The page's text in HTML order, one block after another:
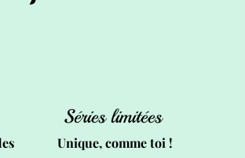
Séries limitées
Unique, comme toi !